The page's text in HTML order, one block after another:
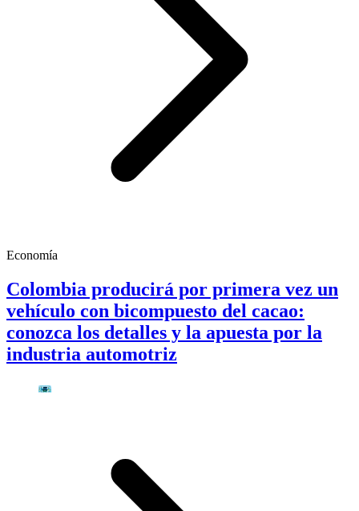
Economía
Colombia producirá por primera vez un
vehículo con bicompuesto del cacao:
conozca los detalles y la apuesta por la
industria automotriz